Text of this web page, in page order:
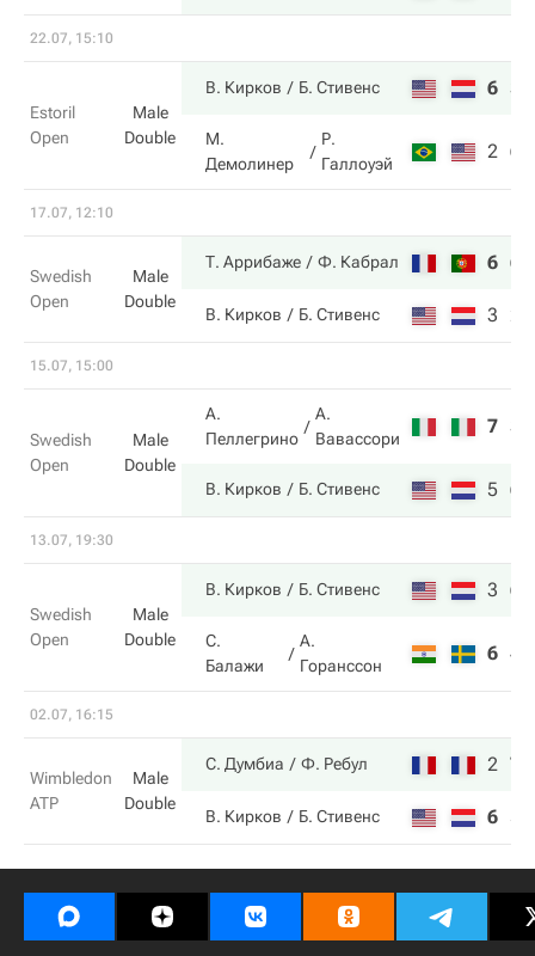
22.07, 15:10
Estoril
Open
Male
Double
В. Кирков Б. Стивенс 6 3
М.
Демолинер
Р.
Галлоуэй
2 6
17.07, 12:10
Swedish
Open
Male
Double
Т. Аррибаже Ф. Кабрал 6 6
В. Кирков Б. Стивенс 3 2
15.07, 15:00
Swedish
Open
Male
Double
А.
Пеллегрино
А.
Вавассори
7 3
В. Кирков Б. Стивенс 5 6
13.07, 19:30
Swedish
Open
Male
Double
В. Кирков Б. Стивенс 3 6
С.
Балажи
А.
Горанссон
6 4
02.07, 16:15
Wimbledon
ATP
Male
Double
С. Думбиа Ф. Ребул 2 7
В. Кирков Б. Стивенс 6 5